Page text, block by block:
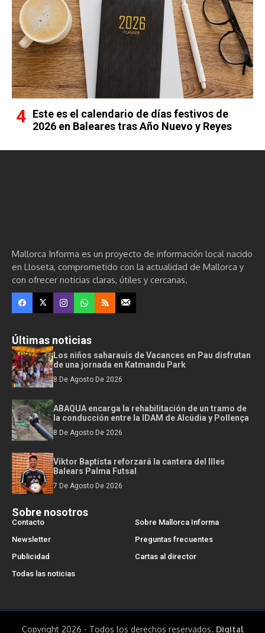
Este es el calendario de días festivos de
2026 en Baleares tras Año Nuevo y Reyes
Mallorca Informa es un proyecto de información local nacido
en Lloseta, comprometido con la actualidad de Mallorca y
con ofrecer noticias claras, útiles y cercanas.
Últimas noticias
Los niños saharauis de Vacances en Pau disfrutan
de una jornada en Katmandu Park
8 De Agosto De 2026
ABAQUA encarga la rehabilitación de un tramo de
la conducción entre la IDAM de Alcúdia y Pollença
8 De Agosto De 2026
Viktor Baptista reforzará la cantera del Illes
Balears Palma Futsal
7 De Agosto De 2026
Sobre nosotros
Contacto
Sobre Mallorca Informa
Newsletter
Preguntas frecuentes
Publicidad
Cartas al director
Todas las noticias
Copyright 2026 - Todos los derechos reservados. Digital